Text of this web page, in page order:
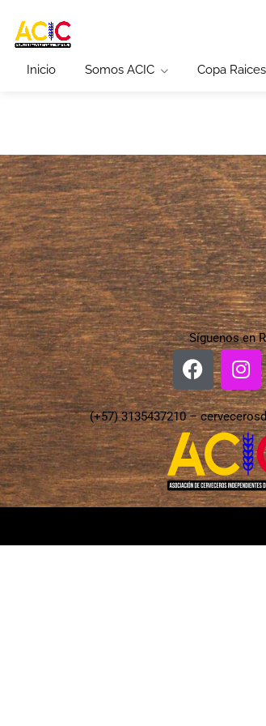
Inicio Somos ACIC Copa Raices
Síguenos en
(+57) 3135437210 –